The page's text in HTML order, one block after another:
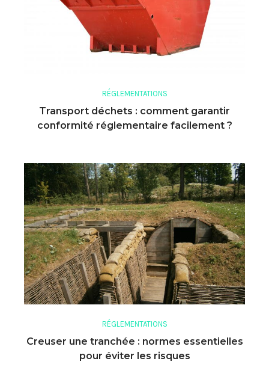
RÉGLEMENTATIONS
Transport déchets : comment garantir
conformité réglementaire facilement ?
RÉGLEMENTATIONS
Creuser une tranchée : normes essentielles
pour éviter les risques